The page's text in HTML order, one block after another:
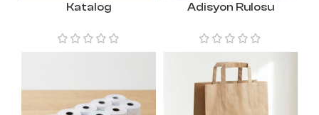
Katalog Adisyon Rulosu